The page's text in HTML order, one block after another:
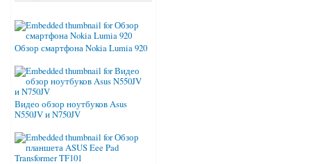
Обзор смартфона Nokia Lumia 920
Видео обзор ноутбуков Asus
N550JV и N750JV